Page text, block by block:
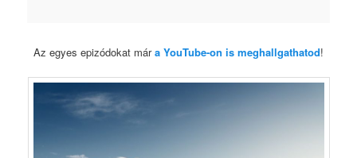
Az egyes epizódokat mára YouTube-on is meghallgathatod!